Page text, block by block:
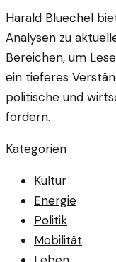
Harald Bluechel
Analysen zu
Bereichen, um
ein tieferes
politische und
fördern.
Kategorien
Kultur
Energie
Politik
Mobilität